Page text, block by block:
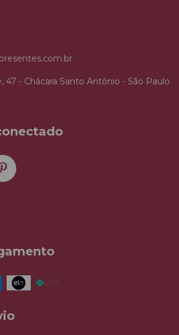
47 - Chácara Santo Antônio - São Paulo